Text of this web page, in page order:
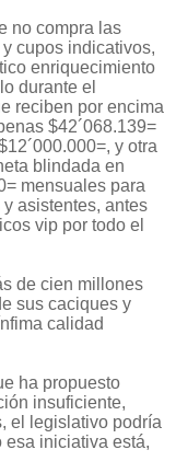
no compra las
cupos indicativos,
enriquecimiento
durante el
reciben por encima
$42´068.139=
y otra
blindada en
mensuales para
asistentes, antes
vip por todo el
de cien millones
sus caciques y
calidad
ha propuesto
insuficiente,
el legislativo podría
esa iniciativa está,